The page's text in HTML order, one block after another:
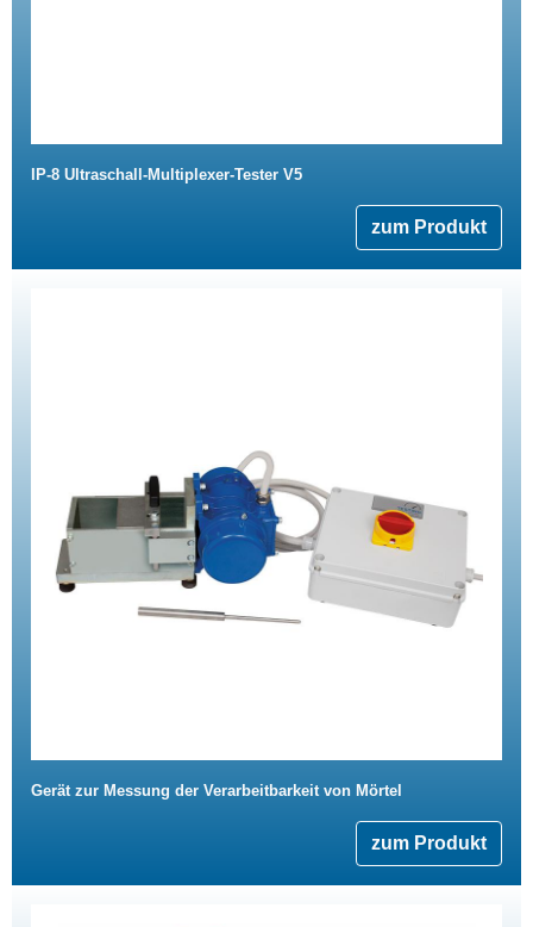
IP-8 Ultraschall-Multiplexer-Tester V5
zum Produkt
Gerät zur Messung der Verarbeitbarkeit von Mörtel
zum Produkt